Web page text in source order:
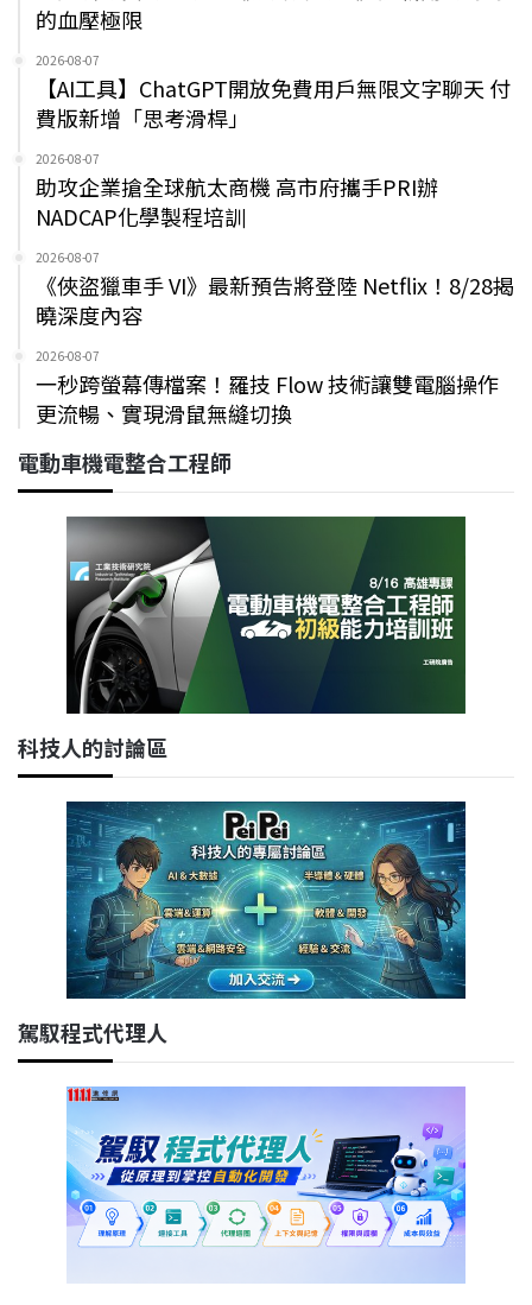
的血壓極限
2026-08-07
【AI工具】ChatGPT開放免費用戶無限文字聊天 付
費版新增「思考滑桿」
2026-08-07
助攻企業搶全球航太商機 高市府攜手PRI辦
NADCAP化學製程培訓
2026-08-07
《俠盜獵車手 VI》最新預告將登陸 Netflix！8/28揭
曉深度內容
2026-08-07
一秒跨螢幕傳檔案！羅技 Flow 技術讓雙電腦操作
更流暢、實現滑鼠無縫切換
電動車機電整合工程師
科技人的討論區
駕馭程式代理人